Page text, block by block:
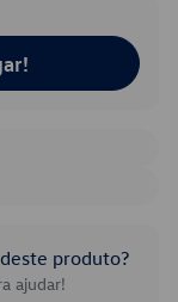
produto?
ajudar!